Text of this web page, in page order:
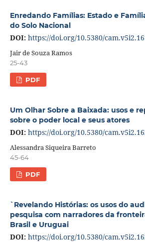
Enredando Famílias: Estado e
do Solo Nacional
DOI: https://doi.org/10.5380/
Jair de Souza Ramos
25-43
PDF
Um Olhar Sobre a Baixada: usos e
sobre o poder local e seus atores
DOI: https://doi.org/10.5380/
Alessandra Siqueira Barreto
45-64
PDF
`Revelando Histórias: os usos do
pesquisa com narradores da
Brasil e Uruguai
DOI: https://doi.org/10.5380/